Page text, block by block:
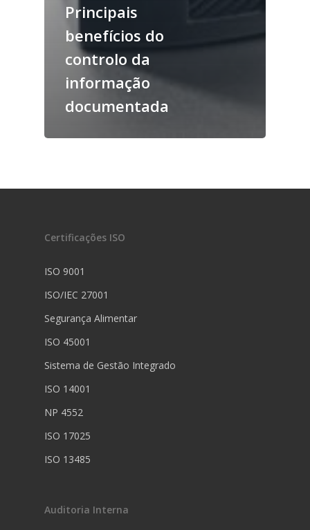
Principais
benefícios do
controlo da
informação
documentada
Certificações ISO
ISO 9001
ISO/IEC 27001
Segurança Alimentar
ISO 45001
Sistema de Gestão Integrado
ISO 14001
NP 4552
ISO 17025
ISO 13485
Auditoria Interna